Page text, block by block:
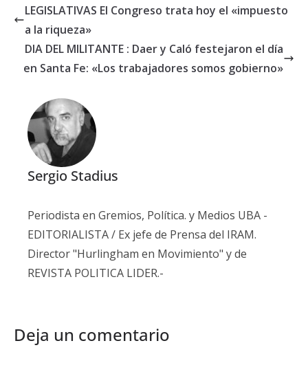
LEGISLATIVAS El Congreso trata hoy el «impuesto
a la riqueza»
DIA DEL MILITANTE : Daer y Caló festejaron el día
en Santa Fe: «Los trabajadores somos gobierno»
Sergio Stadius
Periodista en Gremios, Política. y Medios UBA -
EDITORIALISTA / Ex jefe de Prensa del IRAM.
Director "Hurlingham en Movimiento" y de
REVISTA POLITICA LIDER.-
Deja un comentario